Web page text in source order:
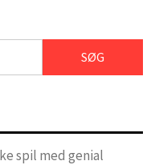
spil med genial